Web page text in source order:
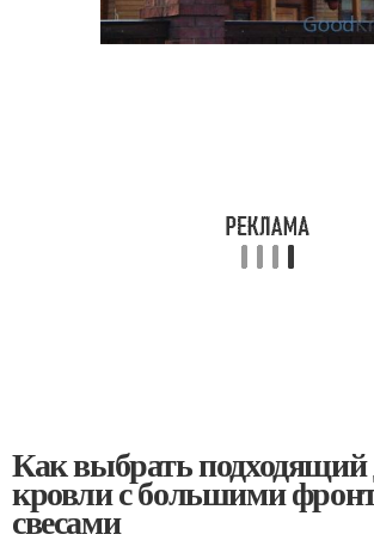
Как выбрать подходящий
кровли с большими
свесами